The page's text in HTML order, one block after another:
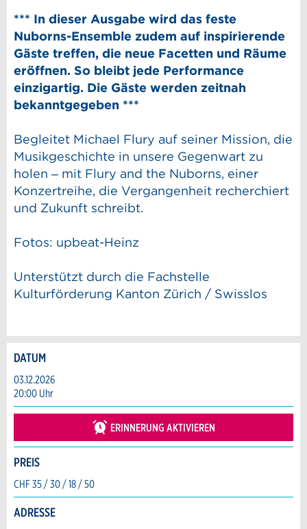
*** In dieser Ausgabe wird das feste
Nuborns-Ensemble zudem auf inspirierende
Gäste treffen, die neue Facetten und Räume
eröffnen. So bleibt jede Performance
einzigartig. Die Gäste werden zeitnah
bekanntgegeben ***
Begleitet Michael Flury auf seiner Mission, die
Musikgeschichte in unsere Gegenwart zu
holen – mit Flury and the Nuborns, einer
Konzertreihe, die Vergangenheit recherchiert
und Zukunft schreibt.
Fotos: upbeat-Heinz
Unterstützt durch die Fachstelle
Kulturförderung Kanton Zürich / Swisslos
Anzeige beanstanden
Ihr Feedback wird sehr geschätzt!
Allgemeines Feedback
Anzeige nicht mehr gültig
Anzeige unvollständig
Anzeige weiterempfehlen
Empfehlen Sie diese Anzeige an Freunde
Reservation
Veranstaltungsdatum *:
Anzahl der Teilnehmer *:
Vorname / Nachname *:
DATUM
03.12.2026
20:00 Uhr
ERINNERUNG AKTIVIEREN
PREIS
CHF 35 / 30 / 18 / 50
ADRESSE